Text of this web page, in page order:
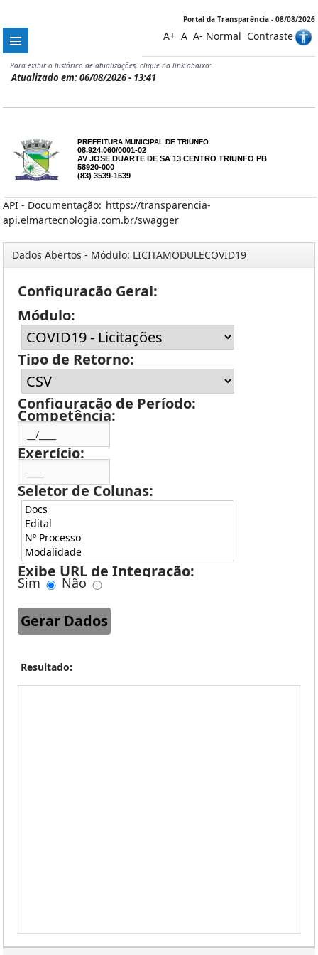
Portal da Transparência - 08/08/2026
A+ A A- Normal Contraste
Para exibir o histórico de atualizações, clique no link abaixo:
Atualizado em: 06/08/2026 - 13:41
PREFEITURA MUNICIPAL DE TRIUNFO
08.924.060/0001-02
AV JOSE DUARTE DE SA 13 CENTRO TRIUNFO PB
58920-000
(83) 3539-1639
API - Documentação: https://transparencia-
api.elmartecnologia.com.br/swagger
Dados Abertos - Módulo: LICITAMODULECOVID19
Configuração Geral:
Módulo:
Tipo de Retorno:
Configuração de Período:
Competência:
Exercício:
Seletor de Colunas:
Exibe URL de Integração:
Sim Não
Resultado: